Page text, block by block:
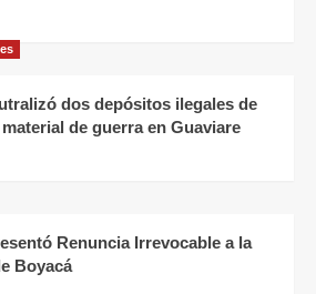
dos depósitos ilegales de
de guerra en Guaviare
Renuncia Irrevocable a la
Boyacá